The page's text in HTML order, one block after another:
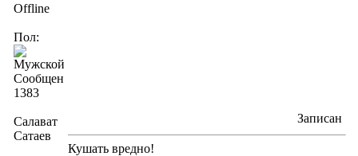
Offline
Пол:
Сообщений:
1383
Салават
Сатаев
Записан
Кушать вредно!